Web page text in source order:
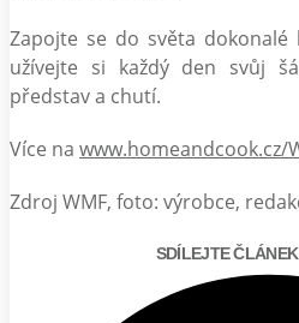
Zapojte se do světa dokonalé
užívejte si každý den svůj
představ a chutí.
Více na www.homeandcook.cz/
Zdroj WMF, foto: výrobce,
SDÍLEJTE